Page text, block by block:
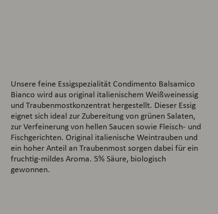
Unsere feine Essigspezialität Condimento Balsamico
Bianco wird aus original italienischem Weißweinessig
und Traubenmostkonzentrat hergestellt. Dieser Essig
eignet sich ideal zur Zubereitung von grünen Salaten,
zur Verfeinerung von hellen Saucen sowie Fleisch- und
Fischgerichten. Original italienische Weintrauben und
ein hoher Anteil an Traubenmost sorgen dabei für ein
fruchtig-mildes Aroma. 5% Säure, biologisch
gewonnen.